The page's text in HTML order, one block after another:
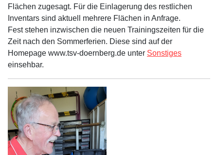
Flächen zugesagt. Für die Einlagerung des restlichen
Inventars sind aktuell mehrere Flächen in Anfrage.
Fest stehen inzwischen die neuen Trainingszeiten für die
Zeit nach den Sommerferien. Diese sind auf der
Homepage www.tsv-doernberg.de unter Sonstiges
einsehbar.